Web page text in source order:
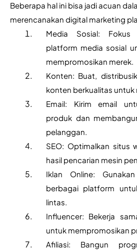
Beberapa hal ini bisa jadi acuan
merencanakan digital marketing
Media Sosial: Fokus
platform media sosial
mempromosikan merek.
Konten: Buat,
konten berkualitas untuk
Email: Kirim email
produk dan
pelanggan.
SEO: Optimalkan situs
hasil pencarian mesin
Iklan Online:
berbagai platform
lintas.
Influencer: Bekerja
untuk mempromosikan
Afiliasi: Bangun